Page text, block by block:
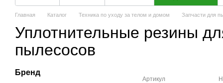
Главная Каталог Техника по уходу за телом и домом Запчасти для
Уплотнительные резины
пылесосов
Артикул
Бренд